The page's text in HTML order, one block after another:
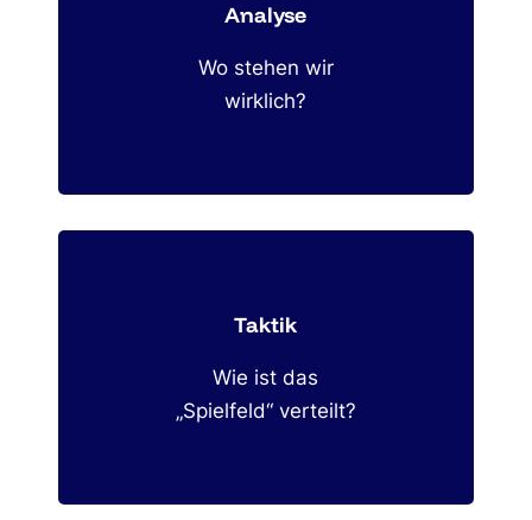
Analyse
Wo stehen wir
wirklich?
Taktik
Wie ist das
„Spielfeld“ verteilt?